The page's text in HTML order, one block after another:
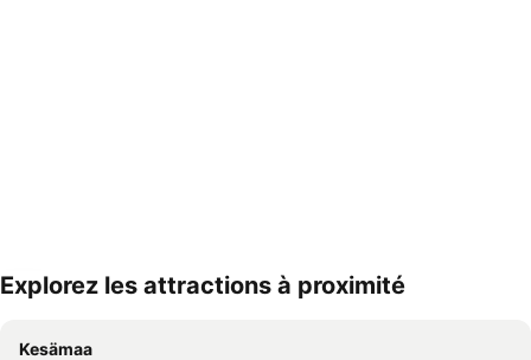
Explorez les attractions à proximité
Kesämaa